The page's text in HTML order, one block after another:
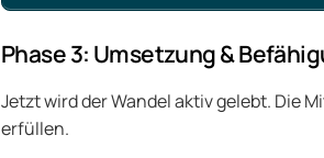
Phase 3: Umsetzung &
Jetzt wird der Wandel aktiv gelebt. Die
erfüllen.